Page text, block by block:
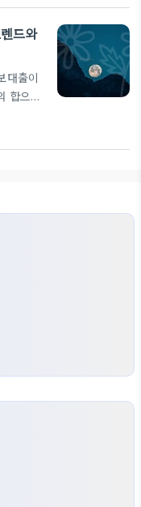
다. 따
조건
정금
안 금
리보다
리는
드와
대출이
합으로
담보
달라